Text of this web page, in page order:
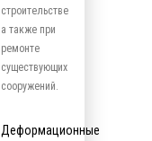
строительстве
а также при
ремонте
существующих
сооружений.
Деформационные